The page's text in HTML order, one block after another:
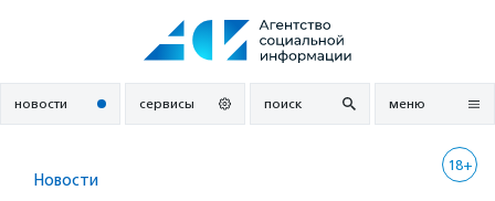
новости сервисы поиск меню
18+
Новости